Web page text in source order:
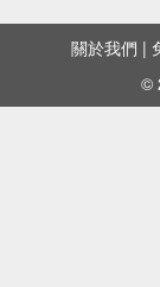
關於我們 |
©